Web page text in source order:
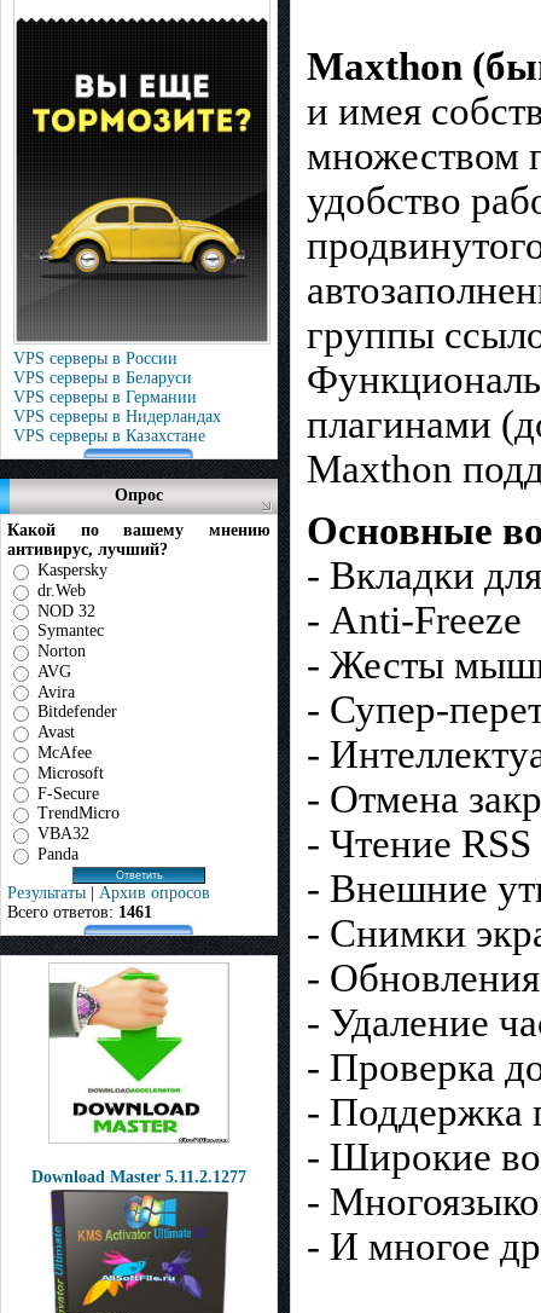
VPS серверы в России
VPS серверы в Беларуси
VPS серверы в Германии
VPS серверы в Нидерландах
VPS серверы в Казахстане
Опрос
Какой по вашему мнению
антивирус, лучший?
Kaspersky
dr.Web
NOD 32
Symantec
Norton
AVG
Avira
Bitdefender
Avast
McAfee
Microsoft
F-Secure
TrendMicro
VBA32
Panda
Результаты | Архив опросов
Всего ответов: 1461
Download Master 5.11.2.1277
Maxthon
и имея
множеством
удобство
группы
плагинами
Maxthon
Основные
- Вкладки
- Anti-Freeze
- Жесты
- Супер-
-
- Отмена
- Чтение RSS
- Внешние
- Снимки
-
- Удаление
- Проверка
- Поддержка
- Широкие
-
- И многое